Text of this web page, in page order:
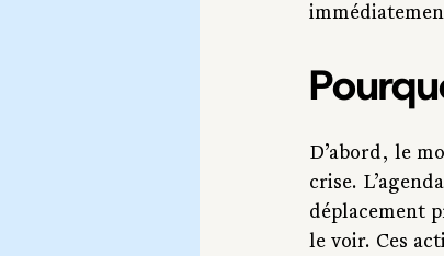
D’abord, le
crise.
déplacement
le voir. Ces